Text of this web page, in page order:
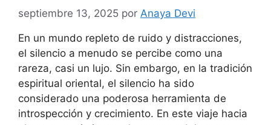
septiembre 13, 2025 por Anaya Devi
En un mundo repleto de ruido y distracciones,
el silencio a menudo se percibe como una
rareza, casi un lujo. Sin embargo, en la tradición
espiritual oriental, el silencio ha sido
considerado una poderosa herramienta de
introspección y crecimiento. En este viaje hacia